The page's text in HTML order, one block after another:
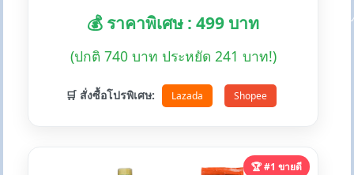
💰 ราคาพิเศษ : 499 บาท
(ปกติ 740 บาท ประหยัด 241 บาท!)
🛒 สั่งซื้อโปรพิเศษ: Lazada Shopee
🏆 #1 ขายดี